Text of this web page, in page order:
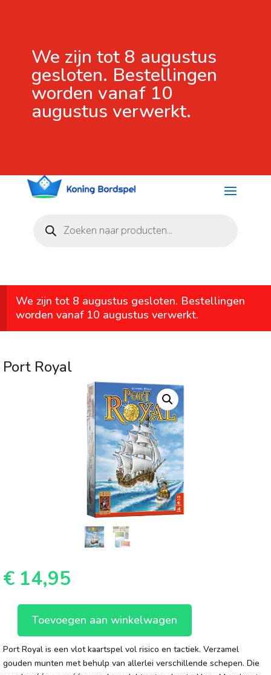
We zijn tot 8 augustus
gesloten. Bestellingen
worden vanaf 10
augustus verwerkt.
zoeken
We zijn tot 8 augustus gesloten. Bestellingen
worden vanaf 10 augustus verwerkt.
Port Royal
€ 14,95
aantal
Toevoegen aan winkelwagen
Port Royal is een vlot kaartspel vol risico en tactiek. Verzamel
gouden munten met behulp van allerlei verschillende schepen. Die